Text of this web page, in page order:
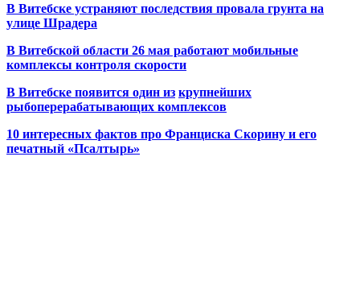
В Витебске устраняют последствия провала грунта на
улице Шрадера
В Витебской области 26 мая работают мобильные
комплексы контроля скорости
В Витебске появится один из крупнейших
рыбоперерабатывающих комплексов
10 интересных фактов про Франциска Скорину и его
печатный «Псалтырь»